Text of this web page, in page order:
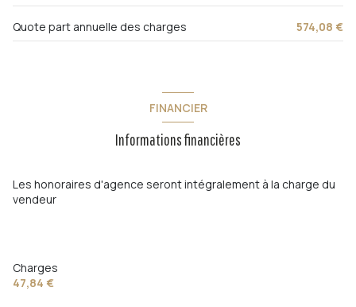
Quote part annuelle des charges 574,08 €
FINANCIER
Informations financières
Les honoraires d'agence seront intégralement à la charge du
vendeur
Charges
47,84 €